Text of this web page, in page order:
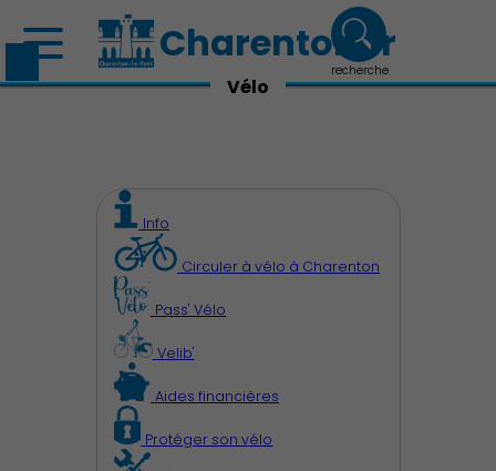
Démocratie locale
Charenton.fr
recherche
Vélo
Info
Circuler à vélo à Charenton
Pass' Vélo
Velib'
Aides financières
Protéger son vélo